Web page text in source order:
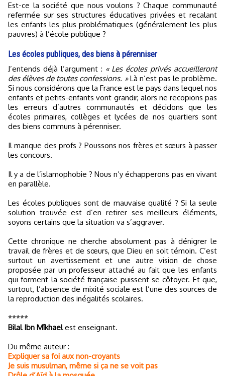
Est-ce la société que nous voulons ? Chaque communauté
refermée sur ses structures éducatives privées et recalant
les enfants les plus problématiques (généralement les plus
pauvres) à l’école publique ?
Les écoles publiques, des biens à pérenniser
J’entends déjà l’argument : « Les écoles privés accueilleront
des élèves de toutes confessions. »Là n’est pas le problème.
Si nous considérons que la France est le pays dans lequel nos
enfants et petits-enfants vont grandir, alors ne recopions pas
les erreurs d’autres communautés et décidons que les
écoles primaires, collèges et lycées de nos quartiers sont
des biens communs à pérenniser.
Il manque des profs ? Poussons nos frères et sœurs à passer
les concours.
Il y a de l’islamophobie ? Nous n’y échapperons pas en vivant
en parallèle.
Les écoles publiques sont de mauvaise qualité ? Si la seule
solution trouvée est d’en retirer ses meilleurs éléments,
soyons certains que la situation va s’aggraver.
Cette chronique ne cherche absolument pas à dénigrer le
travail de frères et de sœurs, que Dieu en soit témoin. C’est
surtout un avertissement et une autre vision de chose
proposée par un professeur attaché au fait que les enfants
qui forment la société française puissent se côtoyer. Et que,
surtout, l’absence de mixité sociale est l’une des sources de
la reproduction des inégalités scolaires.
*****
Bilal Ibn Mîkhaelest enseignant.
Du même auteur :
Expliquer sa foi aux non-croyants
Je suis musulman, même si ça ne se voit pas